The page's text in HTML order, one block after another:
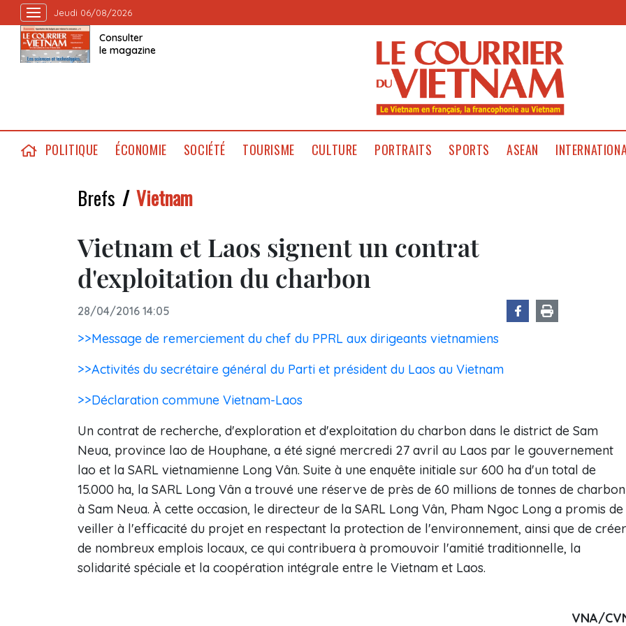
Jeudi 06/08/2026
Consulter
le magazine
POLITIQUE ÉCONOMIE SOCIÉTÉ TOURISME CULTURE PORTRAITS SPORTS ASEAN
Brefs Vietnam
Vietnam et Laos signent un contrat
d'exploitation du charbon
28/04/2016 14:05
>>Message de remerciement du chef du PPRL aux dirigeants vietnamiens
>>Activités du secrétaire général du Parti et président du Laos au Vietnam
>>Déclaration commune Vietnam-Laos
Un contrat de recherche, d'exploration et d'exploitation du charbon dans le district de Sam
Neua, province lao de Houphane, a été signé mercredi 27 avril au Laos par le gouvernement
lao et la SARL vietnamienne Long Vân. Suite à une enquête initiale sur 600 ha d'un total de
15.000 ha, la SARL Long Vân a trouvé une réserve de près de 60 millions de tonnes de charbon
à Sam Neua. À cette occasion, le directeur de la SARL Long Vân, Pham Ngoc Long a promis de
veiller à l'efficacité du projet en respectant la protection de l'environnement, ainsi que de créer
de nombreux emplois locaux, ce qui contribuera à promouvoir l'amitié traditionnelle, la
solidarité spéciale et la coopération intégrale entre le Vietnam et Laos.
VNA/